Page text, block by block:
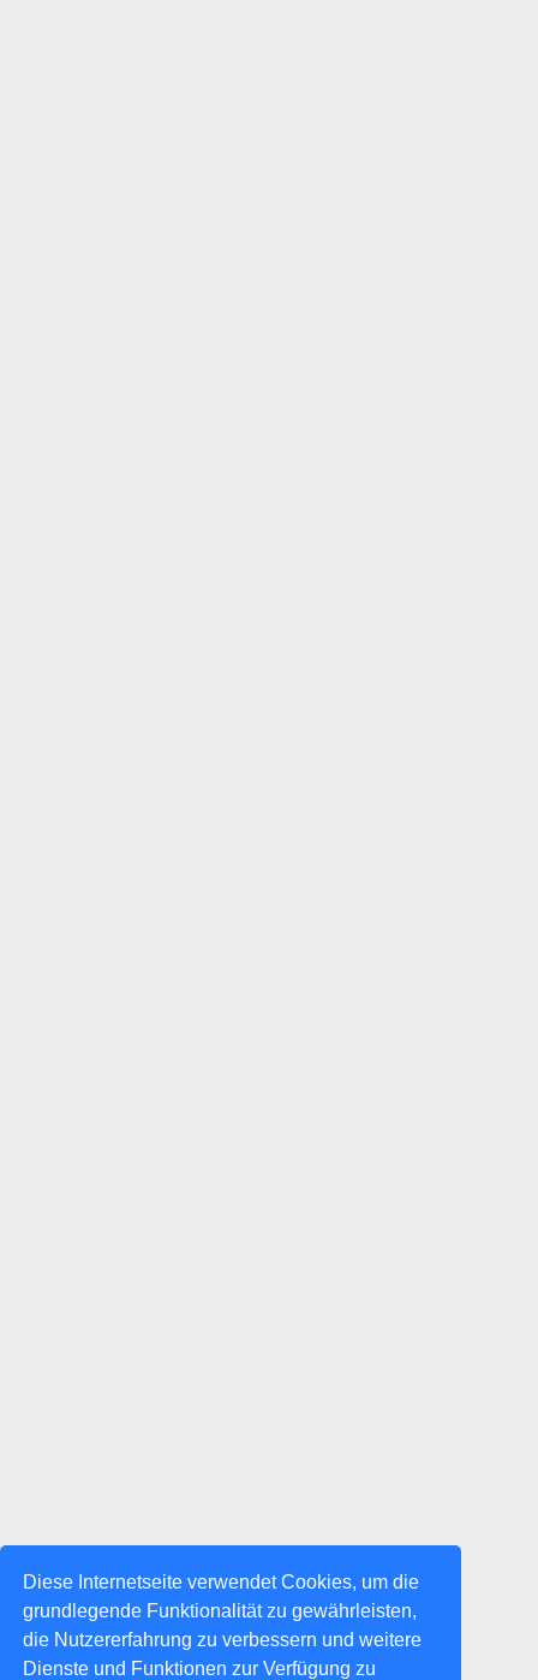
Diese Internetseite verwendet Cookies, um die
grundlegende Funktionalität zu gewährleisten,
die Nutzererfahrung zu verbessern und weitere
Dienste und Funktionen zur Verfügung zu